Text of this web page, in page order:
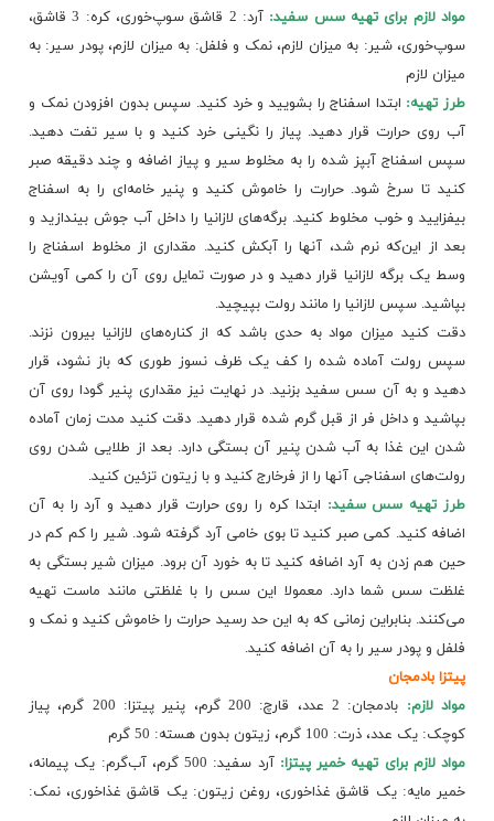
مواد لازم برای تهیه سس سفید:
آرد: 2 قاشق سوپ‌خوری، کره: 3 قاشق،
سوپ‌خوری، شیر: به میزان لازم، نمک و فلفل: به میزان لازم، پودر سیر: به
میزان لازم
طرز تهیه: ابتدا اسفناج را بشویید و خرد کنید. سپس بدون افزودن نمک و
آب روی حرارت قرار دهید. پیاز را نگینی خرد کنید و با سیر تفت دهید.
سپس اسفناج آبپز شده را به مخلوط سیر و پیاز اضافه و چند دقیقه صبر
کنید تا سرخ شود. حرارت را خاموش کنید و پنیر خامه‌ای را به اسفناج
بیفزایید و خوب مخلوط کنید. برگه‌های لازانیا را داخل آب جوش بیندازید و
بعد از این‌که نرم شد، آنها را آبکش کنید. مقداری از مخلوط اسفناج را
وسط یک برگه لازانیا قرار دهید و در صورت تمایل روی آن را کمی آویشن
بپاشید. سپس لازانیا را مانند رولت بپیچید.
دقت کنید میزان مواد به حدی باشد که از کناره‌های لازانیا بیرون نزند.
سپس رولت آماده شده را کف یک ظرف نسوز طوری که باز نشود، قرار
دهید و به آن سس سفید بزنید. در نهایت نیز مقداری پنیر گودا روی آن
بپاشید و داخل فر از قبل گرم شده قرار دهید. دقت کنید مدت زمان آماده
شدن این غذا به آب شدن پنیر آن بستگی دارد. بعد از طلایی شدن روی
رولت‌های اسفناجی آنها را از فرخارج کنید و با زیتون تزئین کنید.
طرز تهیه سس سفید: ابتدا کره را روی حرارت قرار دهید و آرد را به آن
اضافه کنید. کمی صبر کنید تا بوی خامی آرد گرفته شود. شیر را کم کم در
حین هم زدن به آرد اضافه کنید تا به خورد آن برود. میزان شیر بستگی به
غلظت سس شما دارد. معمولا این سس را با غلظتی مانند ماست تهیه
می‌کنند. بنابراین زمانی که به این حد رسید حرارت را خاموش کنید و نمک و
فلفل و پودر سیر را به آن اضافه کنید.
پیتزا بادمجان
مواد لازم:
بادمجان: 2 عدد، قارچ: 200 گرم، پنیر پیتزا: 200 گرم، پیاز
کوچک: یک عدد، ذرت: 100 گرم، زیتون بدون هسته: 50 گرم​
مواد لازم برای تهیه خمیر پیتزا:
آرد سفید: 500 گرم، آب‌گرم: یک پیمانه،
خمیر مایه: یک قاشق غذاخوری، روغن زیتون: یک قاشق غذاخوری، نمک: